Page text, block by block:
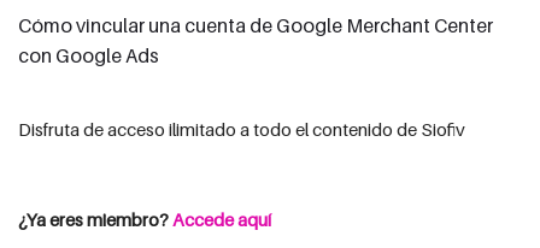
Cómo vincular una cuenta de Google Merchant Center
con Google Ads
Disfruta de acceso ilimitado a todo el contenido de Siofiv
¿Ya eres miembro?Accede aquí